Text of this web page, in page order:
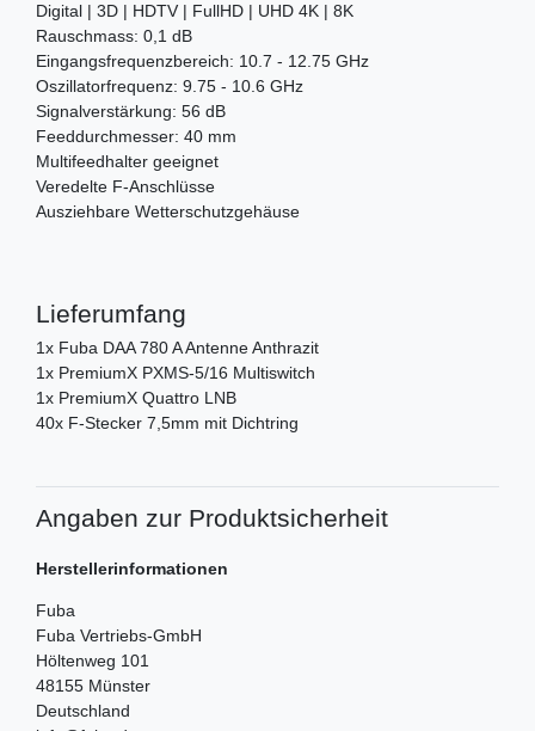
Digital | 3D | HDTV | FullHD | UHD 4K | 8K
Rauschmass: 0,1 dB
Eingangsfrequenzbereich: 10.7 - 12.75 GHz
Oszillatorfrequenz: 9.75 - 10.6 GHz
Signalverstärkung: 56 dB
Feeddurchmesser: 40 mm
Multifeedhalter geeignet
Veredelte F-Anschlüsse
Ausziehbare Wetterschutzgehäuse
Lieferumfang
1x Fuba DAA 780 A Antenne Anthrazit
1x PremiumX PXMS-5/16 Multiswitch
1x PremiumX Quattro LNB
40x F-Stecker 7,5mm mit Dichtring
Angaben zur Produktsicherheit
Herstellerinformationen
Fuba
Fuba Vertriebs-GmbH
Höltenweg 101
48155 Münster
Deutschland